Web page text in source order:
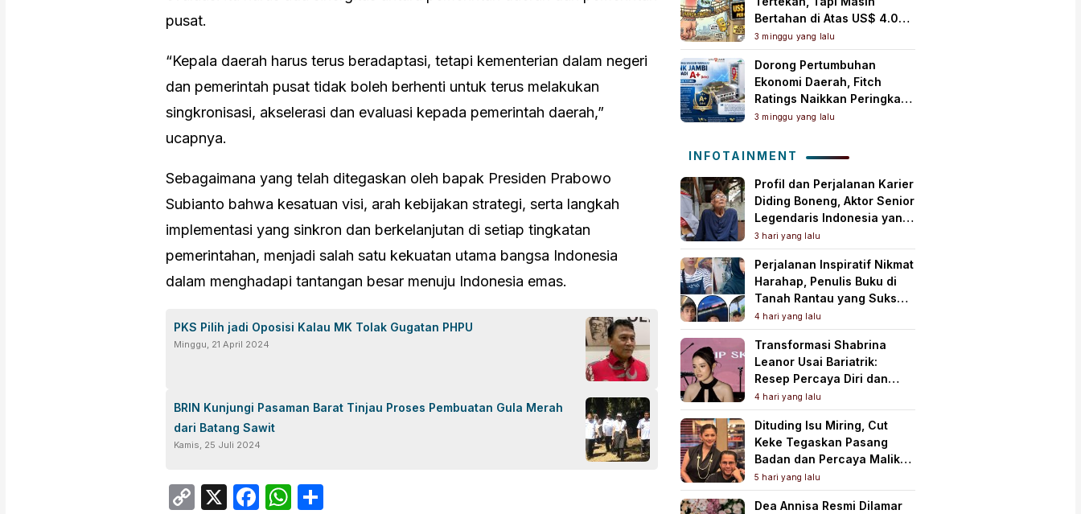
pusat.
“Kepala daerah harus terus beradaptasi, tetapi kementerian dalam negeri
dan pemerintah pusat tidak boleh berhenti untuk terus melakukan
singkronisasi, akselerasi dan evaluasi kepada pemerintah daerah,”
ucapnya.
Sebagaimana yang telah ditegaskan oleh bapak Presiden Prabowo
Subianto bahwa kesatuan visi, arah kebijakan strategi, serta langkah
implementasi yang sinkron dan berkelanjutan di setiap tingkatan
pemerintahan, menjadi salah satu kekuatan utama bangsa Indonesia
dalam menghadapi tantangan besar menuju Indonesia emas.
PKS Pilih jadi Oposisi Kalau MK Tolak Gugatan PHPU
Minggu, 21 April 2024
BRIN Kunjungi Pasaman Barat Tinjau Proses Pembuatan Gula Merah
dari Batang Sawit
Kamis, 25 Juli 2024
Copy
X Facebook
WhatsApp
Bertahan di Atas US$ 4.000
per Ons Troi
3 minggu yang lalu
Dorong Pertumbuhan
Ekonomi Daerah, Fitch
Ratings Naikkan Peringkat
Bank Jambi Jadi ‘A+(idn)’
3 minggu yang lalu
INFOTAINMENT
Profil dan Perjalanan Karier
Diding Boneng, Aktor Senior
Legendaris Indonesia yang
Meninggal Dunia
3 hari yang lalu
Perjalanan Inspiratif Nikmat
Harahap, Penulis Buku di
Tanah Rantau yang Sukses
Lewat Karya Best Seller
4 hari yang lalu
Transformasi Shabrina
Leanor Usai Bariatrik:
Resep Percaya Diri dan
Rahasia Body Shaping
Tampil Standout
4 hari yang lalu
Dituding Isu Miring, Cut
Keke Tegaskan Pasang
Badan dan Percaya Malik
Bawazier
5 hari yang lalu
Dea Annisa Resmi Dilamar